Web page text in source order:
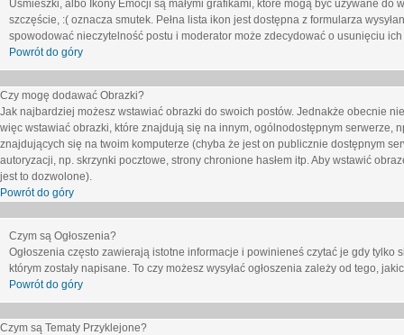
Uśmieszki, albo Ikony Emocji są małymi grafikami, które mogą być używane
szczęście, :( oznacza smutek. Pełna lista ikon jest dostępna z formularza
spowodować nieczytelność postu i moderator może zdecydować o usunięciu ich
Powrót do góry
Czy mogę dodawać Obrazki?
Jak najbardziej możesz wstawiać obrazki do swoich postów. Jednakże obecnie
więc wstawiać obrazki, które znajdują się na innym, ogólnodostępnym serwerze,
znajdujących się na twoim komputerze (chyba że jest on publicznie dostępnym
autoryzacji, np. skrzynki pocztowe, strony chronione hasłem itp. Aby wstawić
jest to dozwolone).
Powrót do góry
Czym są Ogłoszenia?
Ogłoszenia często zawierają istotne informacje i powinieneś czytać je gdy
którym zostały napisane. To czy możesz wysyłać ogłoszenia zależy od tego,
Powrót do góry
Czym są Tematy Przyklejone?